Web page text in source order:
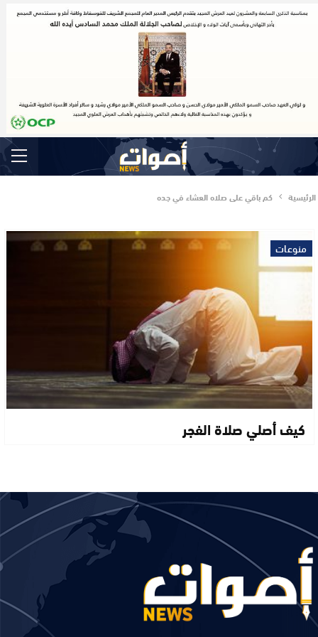
الرئيسية كم باقي على صلاه العشاء في جده
منوعات
كيف أصلي صلاة الفجر